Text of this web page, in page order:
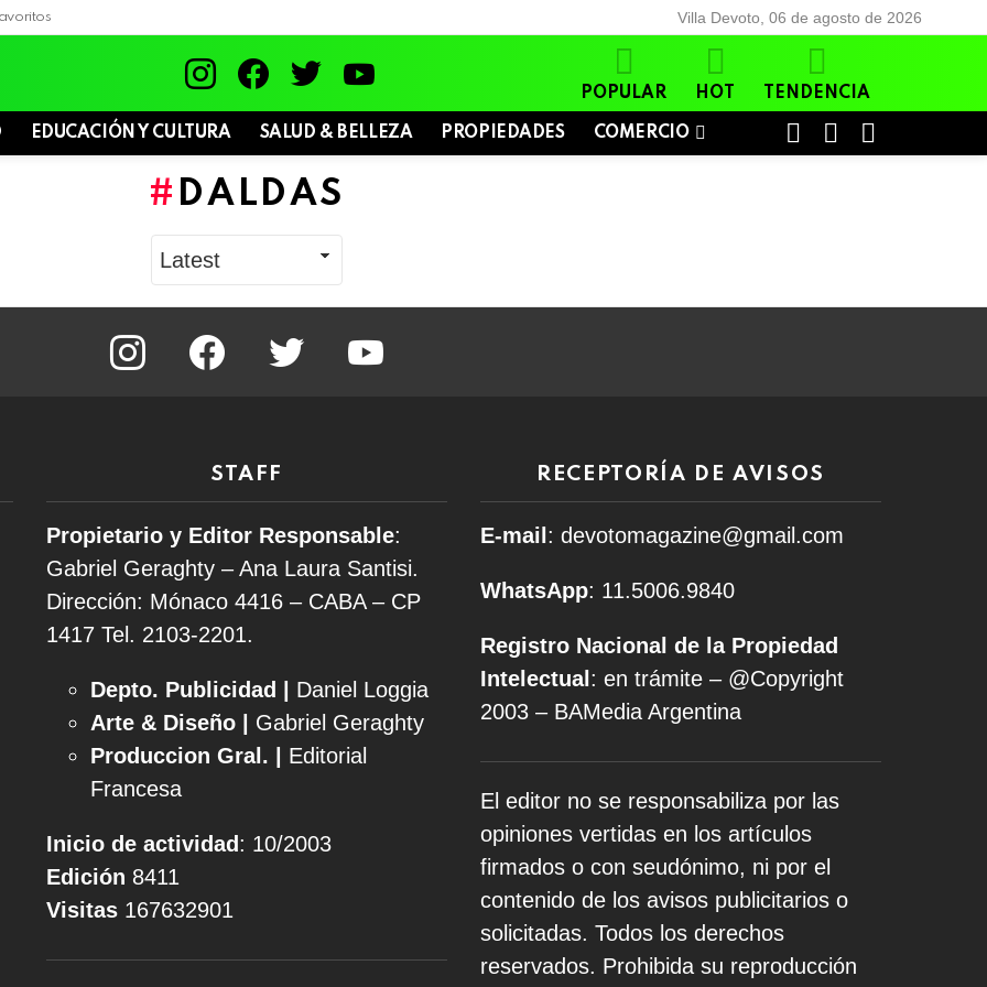
Villa Devoto, 06 de agosto de 2026
POPULAR HOT TENDENCIA
EDUCACIÓN Y CULTURA SALUD & BELLEZA PROPIEDADES COMERCIO
SWITCH
DALDAS
instagram facebook twitter
STAFF
Propietario y Editor Responsable:
Gabriel Geraghty – Ana Laura Santisi.
Dirección: Mónaco 4416 – CABA – CP
1417 Tel. 2103-2201.
Depto. Publicidad |
Daniel Loggia
Arte & Diseño | Gabriel Geraghty
Produccion Gral. |
Editorial
Francesa
Inicio de actividad : 10/2003
Edición 8411
Visitas 167632901
RECEPTORÍA DE AVISOS
E-mail : devotomagazine@gmail.com
WhatsApp: 11.5006.9840
Registro Nacional de la Propiedad
Intelectual : en trámite – @Copyright
2003 – BAMedia Argentina
El editor no se responsabiliza por las
opiniones vertidas en los artículos
firmados o con seudónimo, ni por el
contenido de los avisos publicitarios o
solicitadas. Todos los derechos
reservados. Prohibida su reproducción